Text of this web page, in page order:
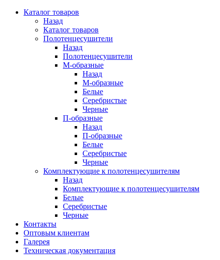
Каталог товаров
Назад
Каталог товаров
Полотенцесушители
Назад
Полотенцесушители
М-образные
Назад
М-образные
Белые
Серебристые
Черные
П-образные
Назад
П-образные
Белые
Серебристые
Черные
Комплектующие к полотенцесушителям
Назад
Комплектующие к полотенцесушителям
Белые
Серебристые
Черные
Контакты
Оптовым клиентам
Галерея
Техническая документация